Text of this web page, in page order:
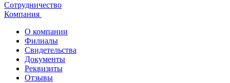
Сотрудничество
Компания
О компании
Филиалы
Свидетельства
Документы
Реквизиты
Отзывы